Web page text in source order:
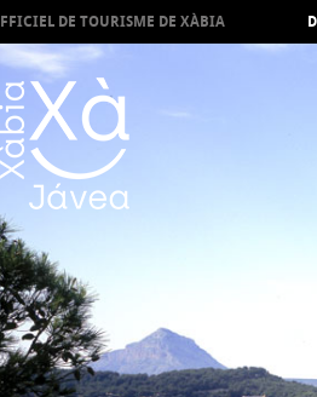
DE TOURISME DE XÀBIA